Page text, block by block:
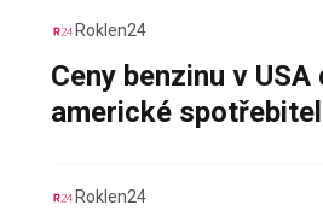
Roklen24
Ceny benzinu v
americké
Roklen24